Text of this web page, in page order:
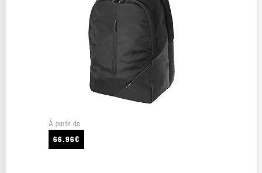
À partir de
66.96€